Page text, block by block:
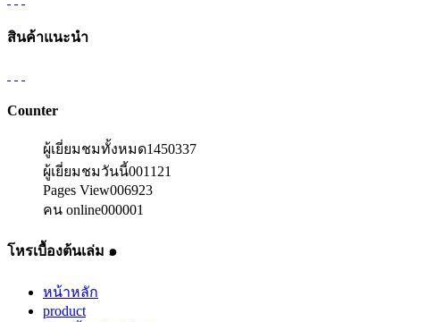
สินค้าแนะนำ
Counter
ผู้เยี่ยมชมทั้งหมด1450337
ผู้เยี่ยมชมวันนี้001121
Pages View006923
คน online000001
โหรเบื้องต้นเล่ม ๑
หน้าหลัก
product